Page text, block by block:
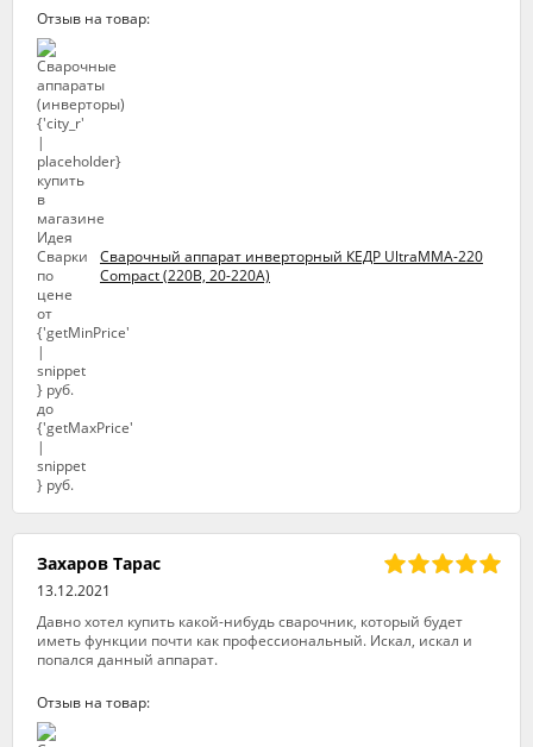
Отзыв на товар:
Сварочный аппарат инверторный КЕДР UltraMMA-220
Compact (220В, 20-220А)
Захаров Тарас
13.12.2021
Давно хотел купить какой-нибудь сварочник, который будет
иметь функции почти как профессиональный. Искал, искал и
попался данный аппарат.
Отзыв на товар: